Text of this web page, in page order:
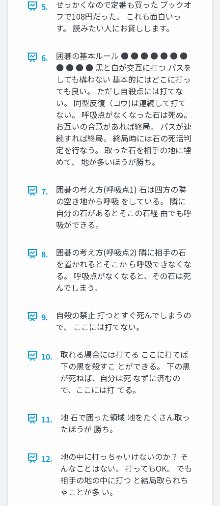
5.
せっかくなので定番も買った ブックオ
フで108円だった。 これも面白いっ
す。 読みたい人にお貸しします。
6.
囲碁の基本ルール ● ● ● ● ● ● ●
● ● ● ● 黒と白が交互に打つ パスを
しても構わない 基本的にはどこに打っ
ても良い。 ただし自殺点には打てな
い。 同型反復（コウ)は連続して打て
ない。 呼吸点がなくなった石は死ぬ。
お互いの合意があれば終局。 パスが連
続すれば終局。 終局時には石の死活判
定を行なう。 取った石を相手の地に埋
めて、 地が多いほうが勝ち。
7.
囲碁の考え方(呼吸点1) 石は四方の隣
の空き地から呼吸 をしている。 隣に
自分の石があるとそこの石経 由でも呼
吸ができる。
8.
囲碁の考え方(呼吸点2) 隣に相手の石
を置かれるとそこか ら呼吸できなくな
る。 呼吸点がなくなると、その石は死
んでしまう。
9.
自殺の禁止 打つとすぐ死んでしまうの
で、 ここには打てない。
10.
取れる場合には打てる ここに打てば
下の黒を殺すこ とができる。 下の黒
が死ねば、自分は死 なずに済むの
で、ここには打 てる。
11.
地 石で囲った領域 地をたくさん取っ
たほうが 勝ち。
12.
地の中に打っちゃいけないのか？ そ
んなことはない。 打ってもOK。 でも
相手の地の中に打つ と結局取られち
ゃことが多 い。